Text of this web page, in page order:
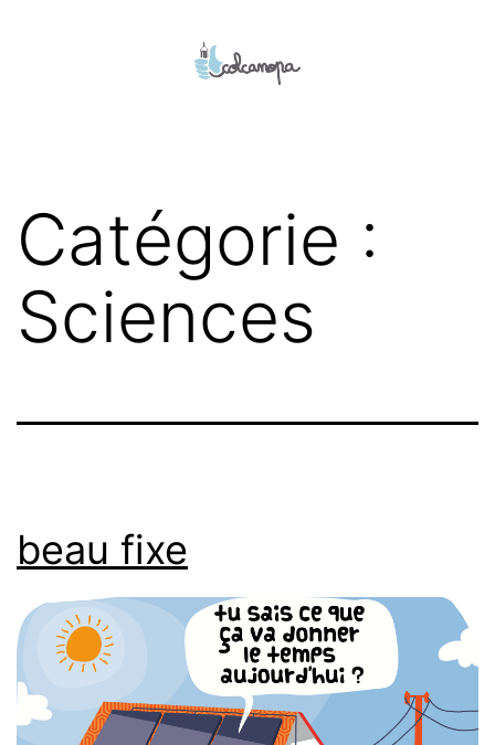
Catégorie :
Sciences
beau fixe